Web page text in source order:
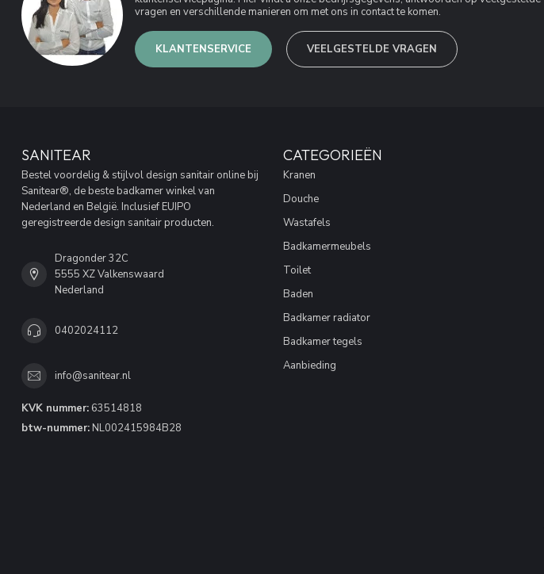
vragen en verschillende manieren om met ons in contact te komen.
KLANTENSERVICE VEELGESTELDE VRAGEN
SANITEAR
Bestel voordelig & stijlvol design sanitair online bij
Sanitear®, de beste badkamer winkel van
Nederland en België. Inclusief EUIPO
geregistreerde design sanitair producten.
Dragonder 32C
5555 XZ Valkenswaard
Nederland
0402024112
info@sanitear.nl
KVK nummer: 63514818
btw-nummer: NL002415984B28
CATEGORIEËN
Kranen
Douche
Wastafels
Badkamermeubels
Toilet
Baden
Badkamer radiator
Badkamer tegels
Aanbieding